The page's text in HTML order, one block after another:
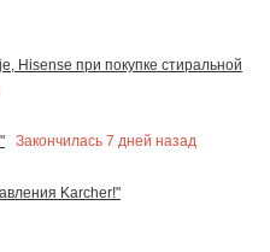
Hisense при покупке стиральной
Закончилась 7 дней назад
Karcher!"